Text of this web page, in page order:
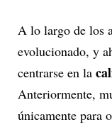
A lo largo de los
evolucionado, y
centrarse en la
Anteriormente,
únicamente para